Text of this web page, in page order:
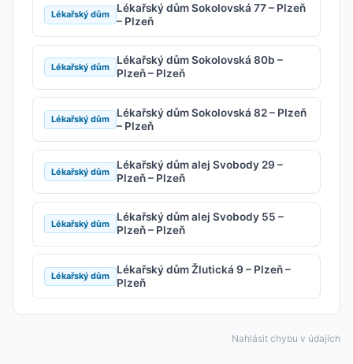
Lékařský dům
Lékařský dům Sokolovská 77 – Plzeň
– Plzeň
Lékařský dům
Lékařský dům Sokolovská 80b –
Plzeň – Plzeň
Lékařský dům
Lékařský dům Sokolovská 82 – Plzeň
– Plzeň
Lékařský dům
Lékařský dům alej Svobody 29 –
Plzeň – Plzeň
Lékařský dům
Lékařský dům alej Svobody 55 –
Plzeň – Plzeň
Lékařský dům
Lékařský dům Žlutická 9 – Plzeň –
Plzeň
Nahlásit chybu v údajích